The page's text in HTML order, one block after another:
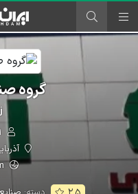
گروه
azaragaj.com